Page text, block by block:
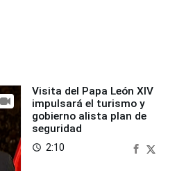
Visita del Papa León XIV
impulsará el turismo y
gobierno alista plan de
seguridad
access_time 2:10